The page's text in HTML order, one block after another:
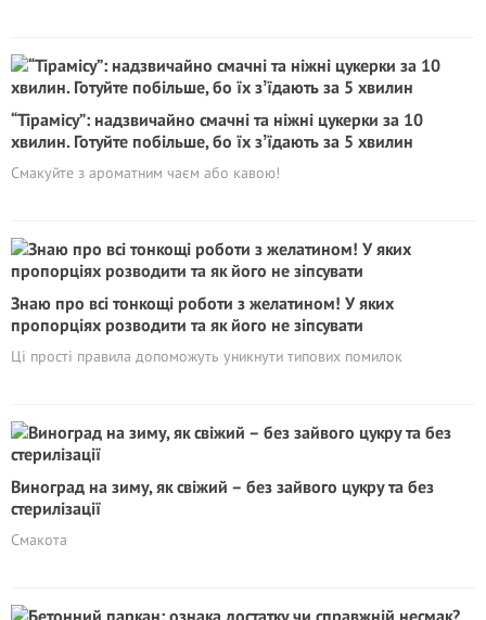
“Тірамісу”: надзвичайно смачні та ніжні цукерки за 10
хвилин. Готуйте побільше, бо їх зʼїдають за 5 хвилин
Смакуйте з ароматним чаєм або кавою!
Знаю про всі тонкощі роботи з желатином! У яких
пропорціях розводити та як його не зіпсувати
Ці прості правила допоможуть уникнути типових помилок
Виноград на зиму, як свіжий – без зайвого цукру та без
стерилізації
Смакота